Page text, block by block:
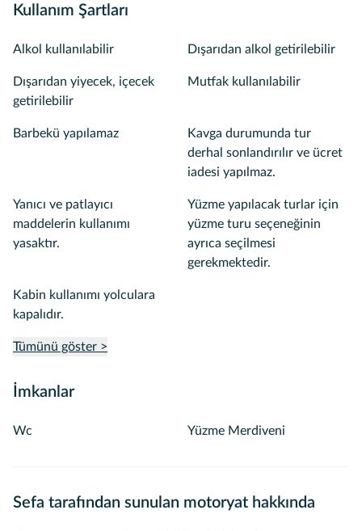
Kullanım Şartları
Alkol kullanılabilir Dışarıdan alkol getirilebilir
Dışarıdan yiyecek, içecek
getirilebilir
Mutfak kullanılabilir
Barbekü yapılamaz
Kavga durumunda tur
derhal sonlandırılır ve ücret
iadesi yapılmaz.
Yanıcı ve patlayıcı
maddelerin kullanımı
yasaktır.
Yüzme yapılacak turlar için
yüzme turu seçeneğinin
ayrıca seçilmesi
gerekmektedir.
Kabin kullanımı yolculara
kapalıdır.
Tümünü göster >
İmkanlar
Wc Yüzme Merdiveni
Sefa tarafından sunulan motoryat hakkında